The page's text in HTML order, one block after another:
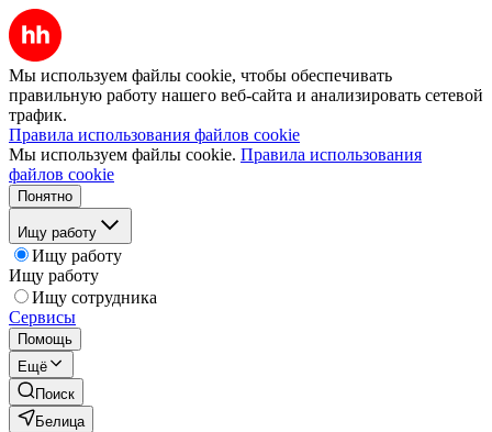
Мы используем файлы cookie, чтобы обеспечивать
правильную работу нашего веб-сайта и анализировать сетевой
трафик.
Правила использования файлов cookie
Мы используем файлы cookie. Правила использования
файлов cookie
Понятно
Ищу работу
Ищу работу
Ищу работу
Ищу сотрудника
Сервисы
Помощь
Ещё
Поиск
Белица